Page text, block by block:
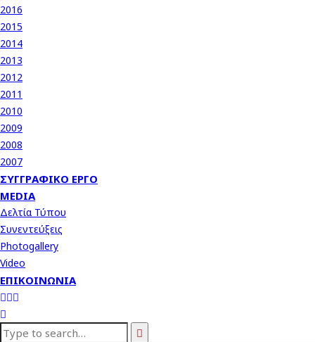
2016
2015
2014
2013
2012
2011
2010
2009
2008
2007
ΣΥΓΓΡΑΦΙΚΌ ΈΡΓΟ
MEDIA
Δελτία Τύπου
Συνεντεύξεις
Photogallery
Video
ΕΠΙΚΟΙΝΩΝΊΑ